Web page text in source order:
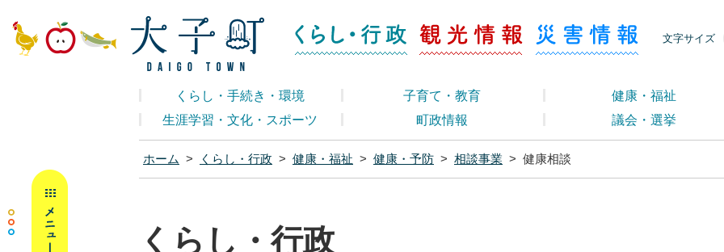
大子町ホームページ くらし・行政
文字サイズ
くらし・行政 観光情報 災害情報
くらし・手続き・環境 子育て・教育
健康・福祉
生涯学習・文化・スポーツ
町政情報 議会・選挙
ホーム > くらし・行政 > 健康・福祉 > 健康・予防 > 相談事業 > 健康相談
くらし・行政